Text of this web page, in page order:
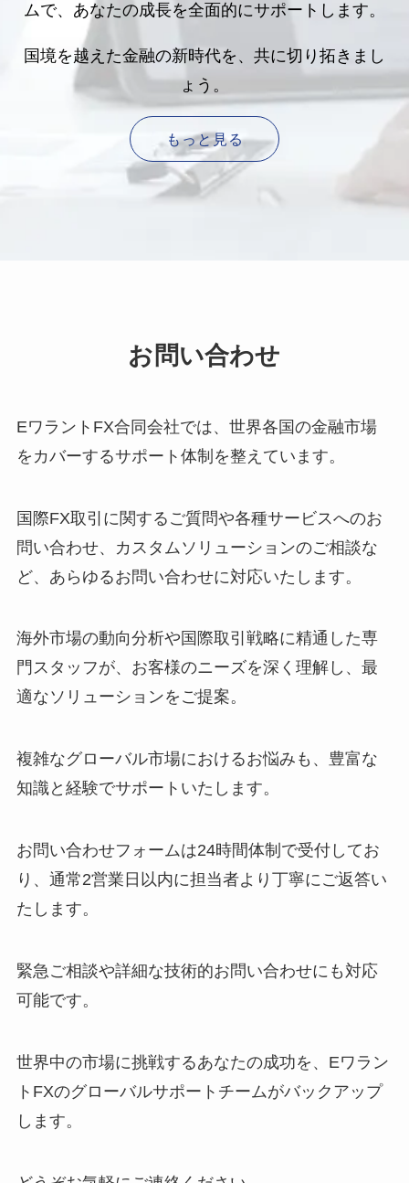
ムで、あなたの成長を全面的にサポートします。
国境を越えた金融の新時代を、共に切り拓きまし
ょう。
もっと見る
お問い合わせ
EワラントFX合同会社では、世界各国の金融市場
をカバーするサポート体制を整えています。
国際FX取引に関するご質問や各種サービスへのお
問い合わせ、カスタムソリューションのご相談な
ど、あらゆるお問い合わせに対応いたします。
海外市場の動向分析や国際取引戦略に精通した専
門スタッフが、お客様のニーズを深く理解し、最
適なソリューションをご提案。
複雑なグローバル市場におけるお悩みも、豊富な
知識と経験でサポートいたします。
お問い合わせフォームは24時間体制で受付してお
り、通常2営業日以内に担当者より丁寧にご返答い
たします。
緊急ご相談や詳細な技術的お問い合わせにも対応
可能です。
世界中の市場に挑戦するあなたの成功を、Eワラン
トFXのグローバルサポートチームがバックアップ
します。